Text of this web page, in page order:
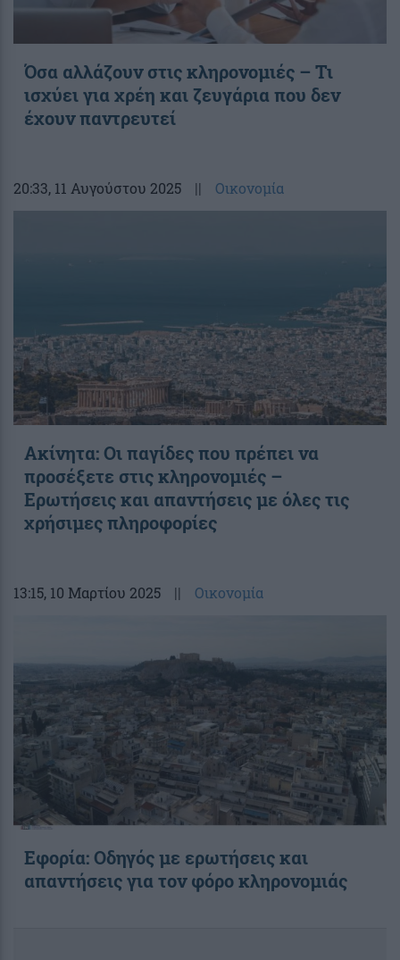
Όσα αλλάζουν στις κληρονομιές – Τι
ισχύει για χρέη και ζευγάρια που δεν
έχουν παντρευτεί
20:33, 11 Αυγούστου 2025 || Οικονομία
Ακίνητα: Οι παγίδες που πρέπει να
προσέξετε στις κληρονομιές –
Ερωτήσεις και απαντήσεις με όλες τις
χρήσιμες πληροφορίες
13:15, 10 Μαρτίου 2025 || Οικονομία
Εφορία: Οδηγός με ερωτήσεις και
απαντήσεις για τον φόρο κληρονομιάς